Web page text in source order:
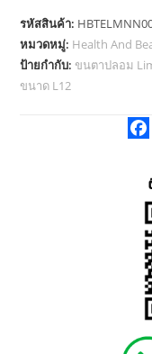
รหัสสินค้า:
หมวดหมู่: Health And
ป้ายกำกับ:ขนตาปลอม
ขนาด L12